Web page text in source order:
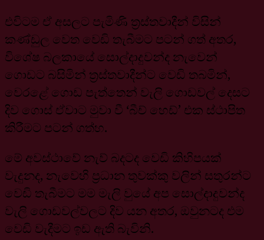
එවිටම ඒ අසලට පැමිණි ත්‍රස්තවාදීන් විසින්
කණ්ඩුල වෙත වෙඩි තැබීමට පටන් ගත් අතර,
විශේෂ බලකායේ සොල්දාදුවන්ද නැවෙන්
ගොඩට බසිමින් ත්‍රස්තවාදීන්ට වෙඩි තබමින්,
වෙරළේ ගොඩ පැත්තෙන් වැලි ගොඩවල් දෙසට
දිව ගොස් ඒවාට මුවා වී ‘බීච් හෙඩ්’ එක ස්ථාපිත
කිරීමට පටන් ගත්හ.
මේ අවස්ථාවේ නැව් බදටද වෙඩි කිහිපයක්
වැදුනද, නැවෙහි ප්‍රධාන තුවක්කු වලින් සතුරන්ට
වෙඩි තැබීමට මම මැලි වුයේ අප සොල්දාදුවන්ද
වැලි ගොඩවල්වලට දිව යන අතර, ඔවුනටද එම
වෙඩි වැදීමට ඉඩ ඇති බැවිනි.